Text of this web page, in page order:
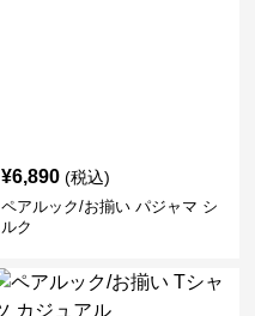
¥6,890 (税込)
ペアルック/お揃い パジャマ シ
ルク